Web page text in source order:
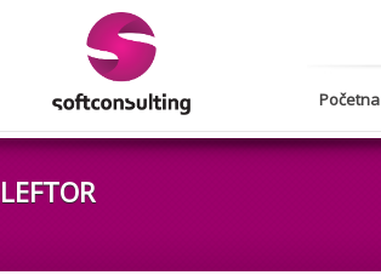
Početna
LEFTOR